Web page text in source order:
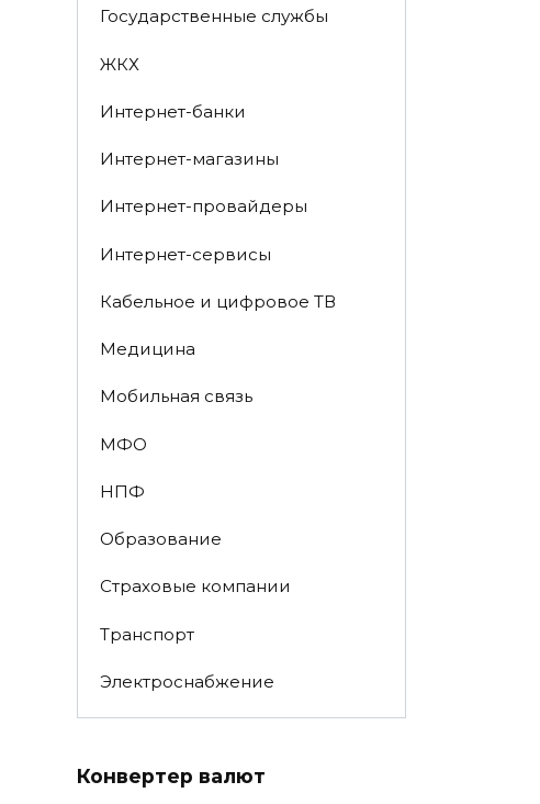
Государственные службы
ЖКХ
Интернет-банки
Интернет-магазины
Интернет-провайдеры
Интернет-сервисы
Кабельное и цифровое ТВ
Медицина
Мобильная связь
МФО
НПФ
Образование
Страховые компании
Транспорт
Электроснабжение
Конвертер валют